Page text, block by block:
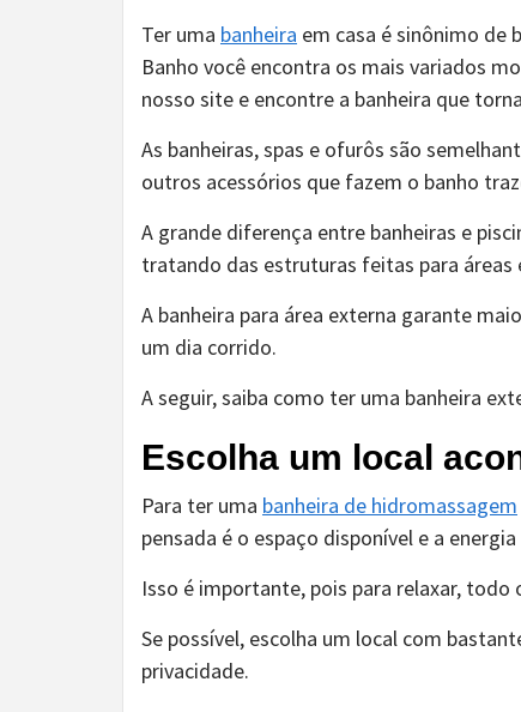
Ter uma banheira em casa é sinônimo de
Banho você encontra os mais variados
nosso site e encontre a banheira que
As banheiras, spas e ofurôs são
outros acessórios que fazem o banho
A grande diferença entre banheiras e
tratando das estruturas feitas para áreas
A banheira para área externa garante
um dia corrido.
A seguir, saiba como ter uma banheira
Escolha um local
Para ter uma banheira de hidromassagem
pensada é o espaço disponível e a
Isso é importante, pois para relaxar,
Se possível, escolha um local com
privacidade.